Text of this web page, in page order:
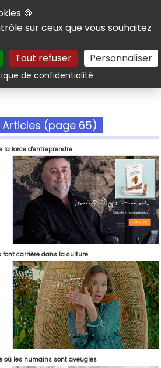
cookies
🍪
sur ceux que vous souhaitez
Tout refuser Personnaliser
de confidentialitéRechercher
(page 65)
la force d'entreprendre
font carrière dans la culture
où les humains sont aveugles